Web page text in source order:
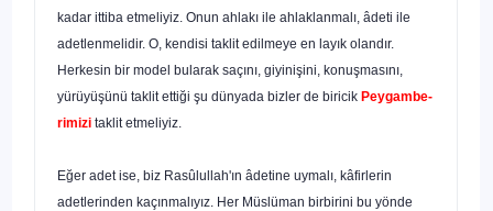
kadar ittiba etmeliyiz. Onun ahlakı ile ahlaklanmalı, âdeti ile
adetlenmelidir. O, kendisi taklit edilmeye en layık olandır.
Herkesin bir model bularak saçını, giyinişini, konuşmasını,
yürüyüşünü taklit ettiği şu dünyada bizler de biricik Peygambe­
rimizi taklit etmeliyiz.
Eğer adet ise, biz Rasûlullah'ın âdetine uymalı, kâfirlerin
adetlerinden kaçınmalıyız. Her Müslüman birbirini bu yönde